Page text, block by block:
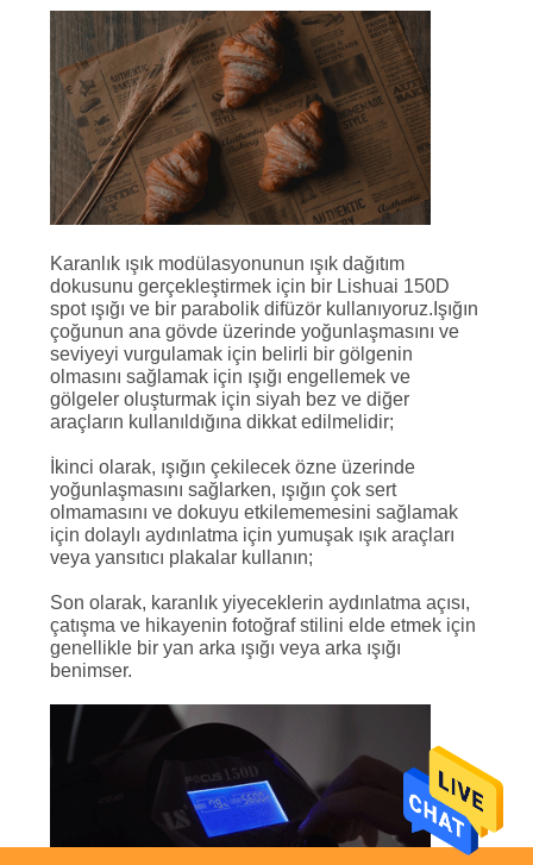
Karanlık ışık modülasyonunun ışık dağıtım
dokusunu gerçekleştirmek için bir Lishuai 150D
spot ışığı ve bir parabolik difüzör kullanıyoruz.Işığın
çoğunun ana gövde üzerinde yoğunlaşmasını ve
seviyeyi vurgulamak için belirli bir gölgenin
olmasını sağlamak için ışığı engellemek ve
gölgeler oluşturmak için siyah bez ve diğer
araçların kullanıldığına dikkat edilmelidir;
İkinci olarak, ışığın çekilecek özne üzerinde
yoğunlaşmasını sağlarken, ışığın çok sert
olmamasını ve dokuyu etkilememesini sağlamak
için dolaylı aydınlatma için yumuşak ışık araçları
veya yansıtıcı plakalar kullanın;
Son olarak, karanlık yiyeceklerin aydınlatma açısı,
çatışma ve hikayenin fotoğraf stilini elde etmek için
genellikle bir yan arka ışığı veya arka ışığı
benimser.